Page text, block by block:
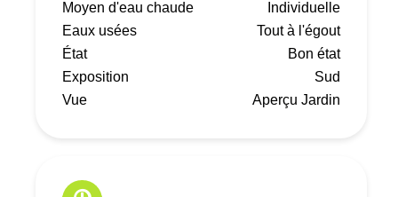
Moyen d'eau chaude
Individuelle
Eaux usées
Tout à l'égout
État
Bon état
Exposition
Sud
Vue
Aperçu Jardin